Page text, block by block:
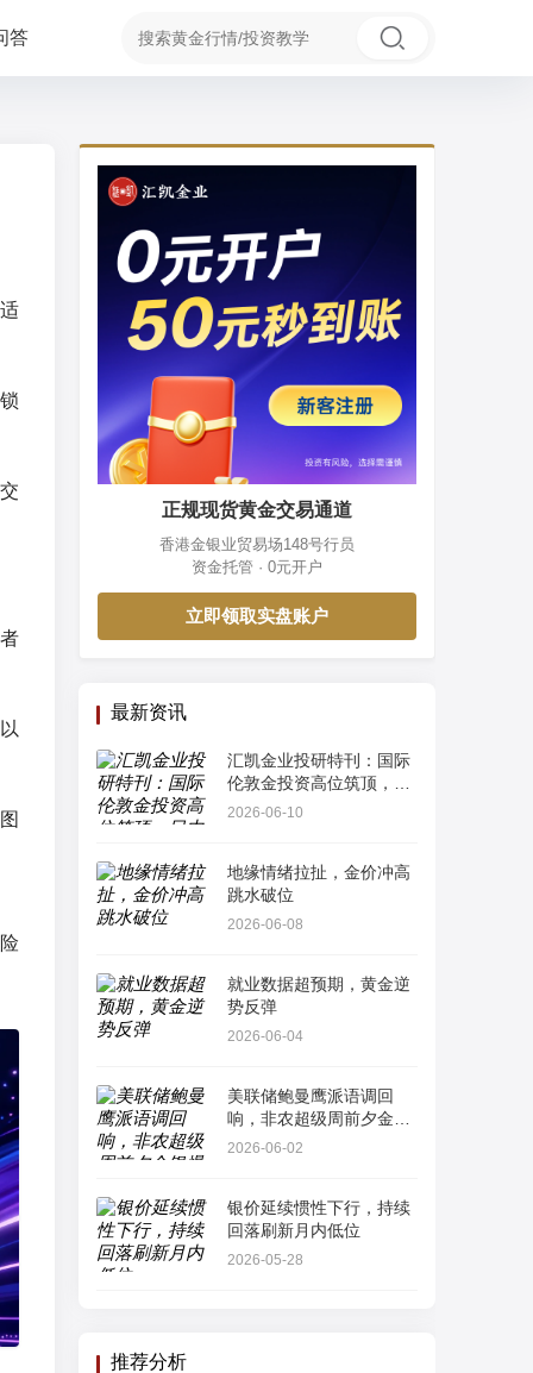
答
正规现货黄金交易通道
香港金银业贸易场148号行员
资金托管 · 0元开户
立即领取实盘账户
最新资讯
汇凯金业投研特刊：国际
伦敦金投资高位筑顶，日
内多空订单流算法解析
2026-06-10
地缘情绪拉扯，金价冲高
跳水破位
2026-06-08
就业数据超预期，黄金逆
势反弹
2026-06-04
美联储鲍曼鹰派语调回
响，非农超级周前夕金银
爆发“多头踩踏”
2026-06-02
银价延续惯性下行，持续
回落刷新月内低位
2026-05-28
推荐分析